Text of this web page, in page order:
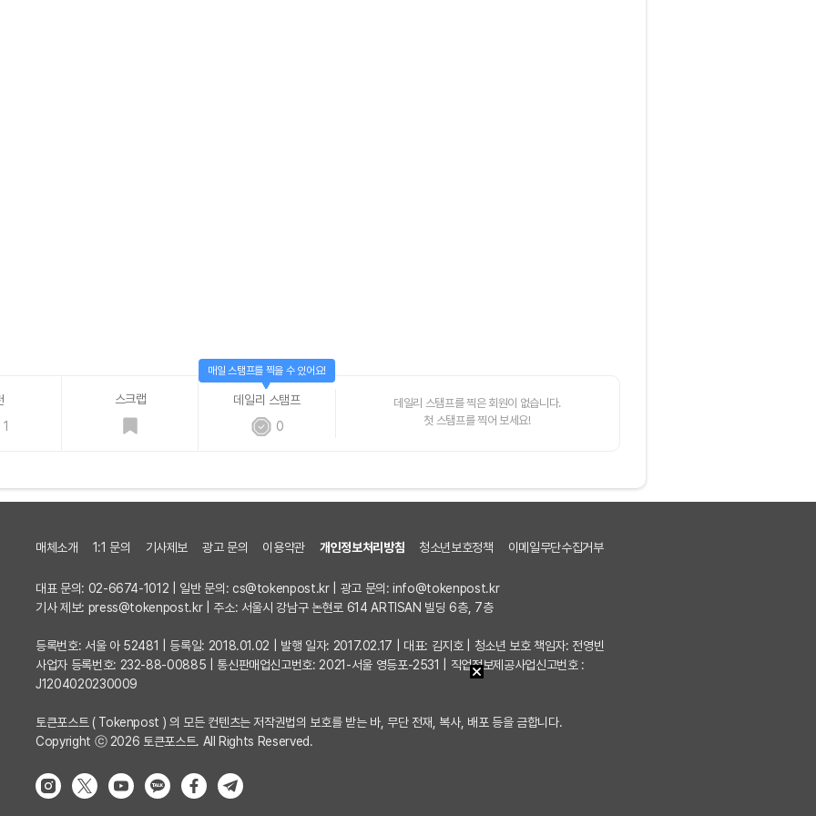
1
스크랩
데일리 스탬프
0
매일 스탬프를 찍을 수 있어요!
데일리 스탬프를 찍은 회원이 없습니다.
첫 스탬프를 찍어 보세요!
매체소개 1:1 문의 기사제보 광고 문의 이용약관 개인정보처리방침 청소년보호정책 이메일무단수집거부
대표 문의: 02-6674-1012 | 일반 문의: cs@tokenpost.kr| 광고 문의:info@tokenpost.kr
기사 제보: press@tokenpost.kr| 주소: 서울시 강남구 논현로 614 ARTISAN 빌딩 6층, 7층
등록번호: 서울 아 52481 | 등록일: 2018.01.02 | 발행 일자: 2017.02.17 | 대표: 김지호 | 청소년 보호 책임자: 전영빈
사업자 등록번호: 232-88-00885 | 통신판매업신고번호: 2021-서울 영등포-2531 | 직업정보제공사업신고번호 :
J1204020230009
토큰포스트 ( Tokenpost ) 의 모든 컨텐츠는 저작권법의 보호를 받는 바, 무단 전재, 복사, 배포 등을 금합니다.
Copyright ⓒ 2026 토큰포스트. All Rights Reserved.